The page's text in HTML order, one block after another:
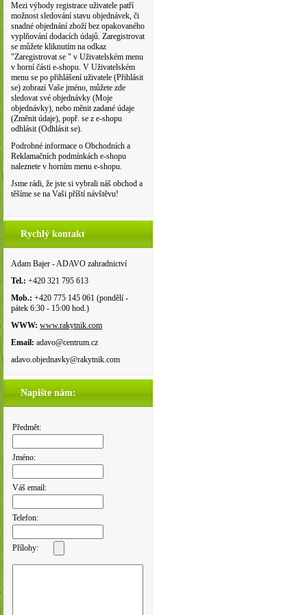
Mezi výhody registrace uživatele patří
možnost sledování stavu objednávek, či
snadné objednání zboží bez opakovaného
vyplňování dodacích údajů. Zaregistrovat
se můžete kliknutím na odkaz
"Zaregistrovat se " v Uživatelském menu
v horní části e-shopu. V Uživatelském
menu se po přihlášení uživatele (Přihlásit
se) zobrazí Vaše jméno, můžete zde
sledovat své objednávky (Moje
objednávky), nebo měnit zadané údaje
(Změnit údaje), popř. se z e-shopu
odhlásit (Odhlásit se).
Podrobné informace o Obchodních a
Reklamačních podmínkách e-shopu
naleznete v horním menu e-shopu.
Jsme rádi, že jste si vybrali náš obchod a
těšíme se na Vaši příští návštěvu!
Rychlý kontakt
Adam Bajer - ADAVO zahradnictví
Tel.: +420 321 795 613
Mob.: +420 775 145 061 (pondělí -
pátek 6:30 - 15:00 hod.)
WWW: www.rakytnik.com
Email: adavo@centrum.cz
adavo.objednavky@rakytnik.com
Napište nám:
Předmět:
Jméno:
Váš email:
Telefon:
Přílohy: